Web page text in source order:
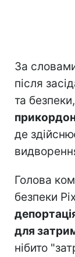
За
після
та безпеки,
де
Голова
безпеки
для
нібито